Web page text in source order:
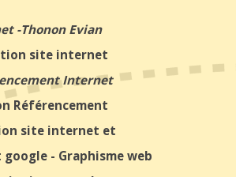
-Thonon Evian
site internet
Internet
Référencement
site internet et
google - Graphisme web